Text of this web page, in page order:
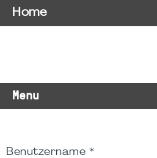
Menu
Benutzername *
Home